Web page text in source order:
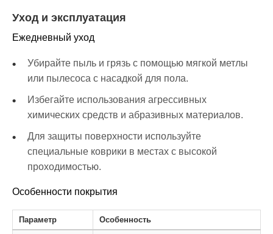
Уход и эксплуатация
Ежедневный уход
Убирайте пыль и грязь с помощью мягкой метлы
или пылесоса с насадкой для пола.
Избегайте использования агрессивных
химических средств и абразивных материалов.
Для защиты поверхности используйте
специальные коврики в местах с высокой
проходимостью.
Особенности покрытия
Параметр Особенность